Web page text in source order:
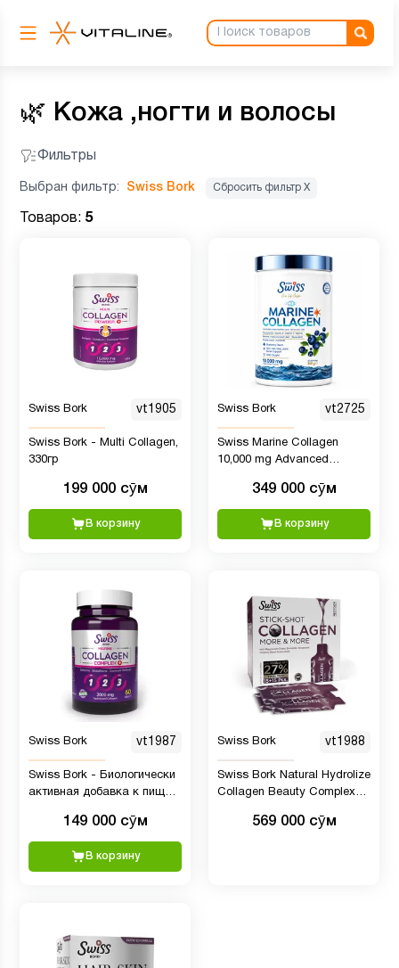
🌿 Кожа ,ногти и волосы
Фильтры
Выбран фильтр: Swiss Bork Сбросить фильтр Х
Товаров: 5
Swiss Bork vt1905
Swiss Bork - Multi Collagen,
330гр
199 000 сӯм
В корзину
Swiss Bork vt2725
Swiss Marine Collagen
10,000 mg Advanced
349 000 сӯм
В корзину
Swiss Bork vt1987
Swiss Bork - Биологически
активная добавка к пище
200 мг, 60 таблеток
149 000 сӯм
В корзину
Swiss Bork vt1988
Swiss Bork Natural Hydrolize
Collagen Beauty Complex
стик-шот 30 Тип I-II-III
569 000 сӯм